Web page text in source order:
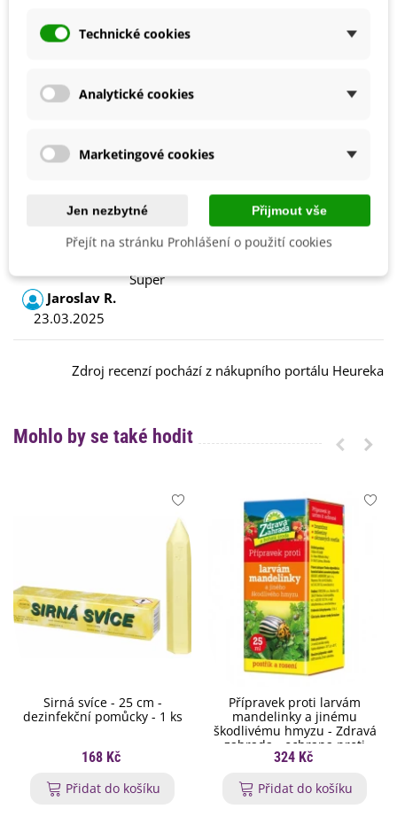
Výrobce
Sklizeň
Jaroslav R.
23.03.2025
Super
Zdroj recenzí pochází z nákupního portálu Heureka
Mohlo by se také hodit
Sirná svíce - 25 cm -
dezinfekční pomůcky - 1 ks
168 Kč
Přidat do košíku
Přípravek proti larvám
mandelinky a jinému
škodlivému hmyzu - Zdravá
zahrada - ochrana proti
škůdcům - 20 ml
324 Kč
Přidat do košíku
Technické cookies
Analytické cookies
Marketingové cookies
Jen nezbytné Přijmout vše
Přejít na stránku Prohlášení o použití cookies